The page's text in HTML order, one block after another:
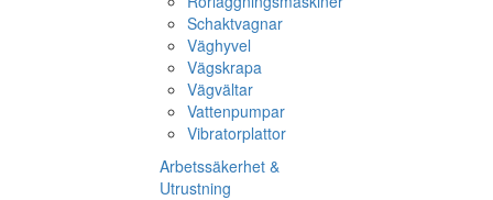
Schaktvagnar
Väghyvel
Vägskrapa
Vägvältar
Vattenpumpar
Vibratorplattor
Arbetssäkerhet &
Utrustning